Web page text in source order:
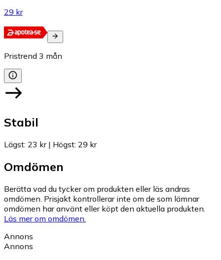
29 kr
Pristrend 3 mån
Stabil
Lägst: 23 kr| Högst: 29 kr
Omdömen
Berätta vad du tycker om produkten eller läs andras
omdömen. Prisjakt kontrollerar inte om de som lämnar
omdömen har använt eller köpt den aktuella produkten.
Läs mer om omdömen.
Annons
Annons